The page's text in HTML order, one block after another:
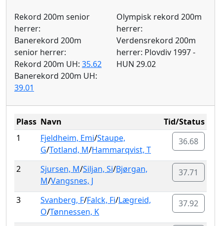
Rekord 200m senior
herrer:
Banerekord 200m
senior herrer:
Rekord 200m UH: 35.62
Banerekord 200m UH:
39.01
Olympisk rekord 200m
herrer:
Verdensrekord 200m
herrer: Plovdiv 1997 -
HUN 29.02
Plass Navn
Tid/Status
1
Fjeldheim, Emi/Staupe,
G/Totland, M/Hammarqvist, T
36.68
2 Sjursen, M/Siljan, Si/Bjørgan,
M/Vangsnes, J
37.71
3 Svanberg, F/Falck, Fi/Lægreid,
O/Tønnessen, K
37.92